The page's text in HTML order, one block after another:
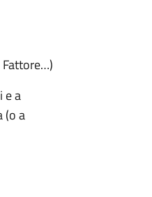
Fattore…)
e a
(o a